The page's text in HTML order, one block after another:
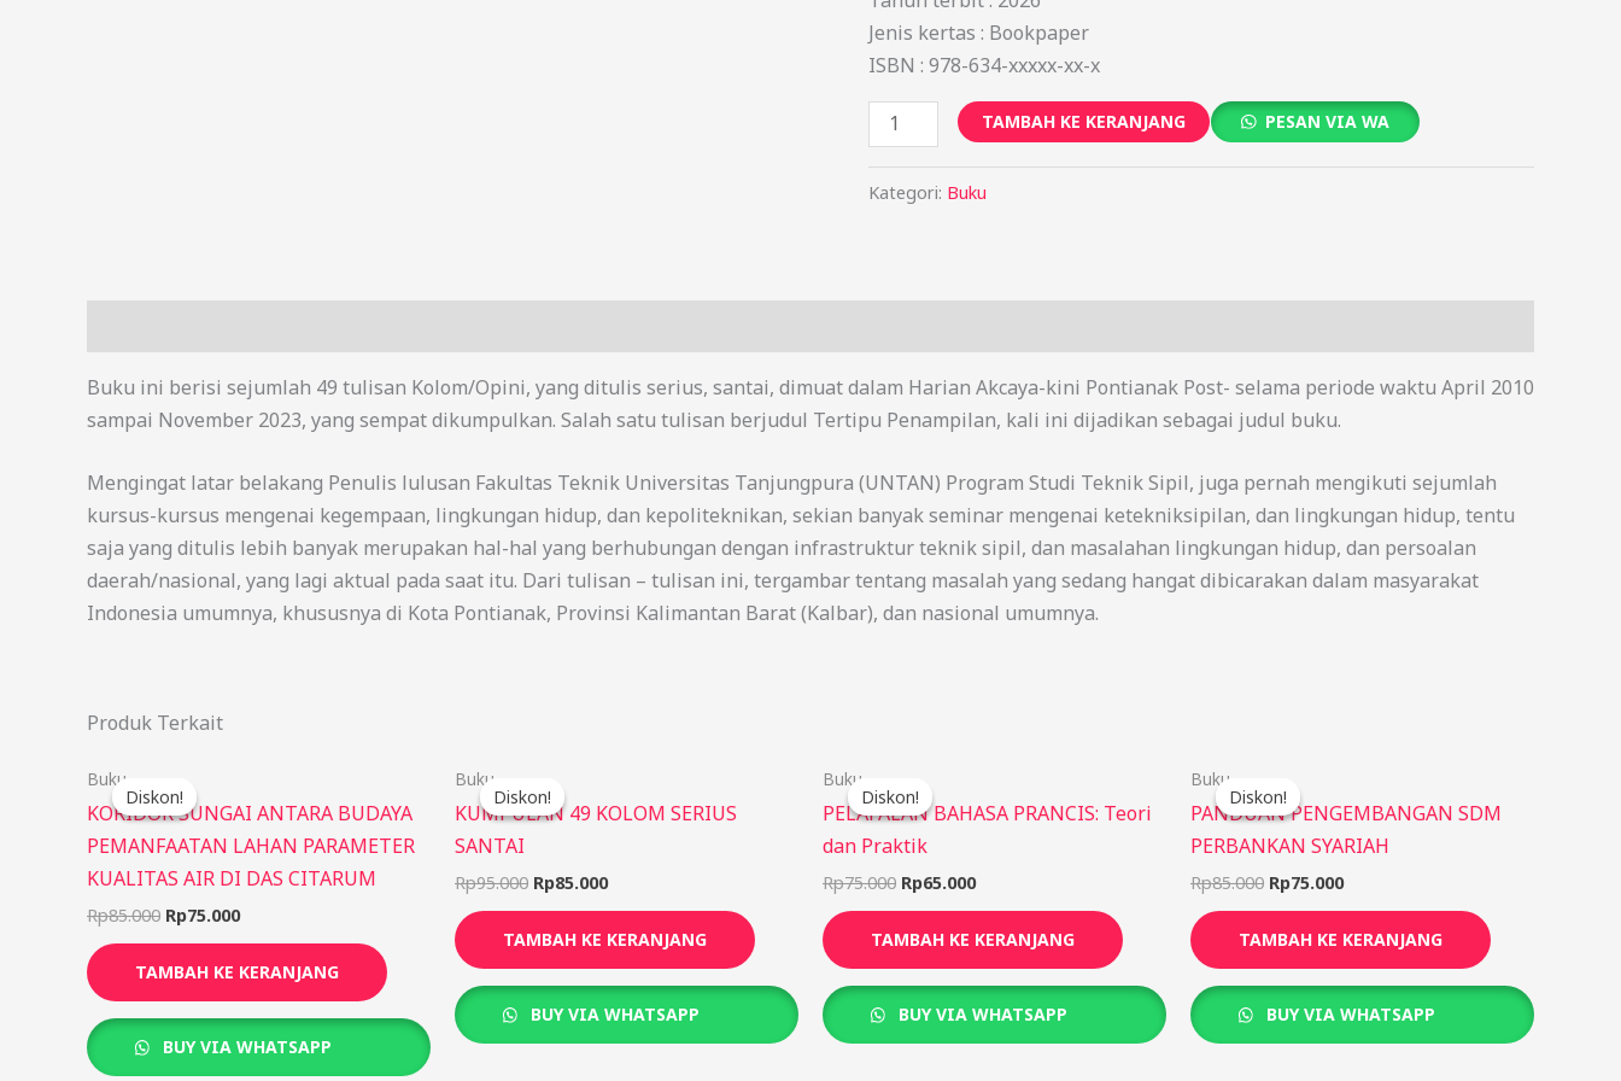
Jenis kertas : Bookpaper
ISBN : 978-634-xxxxx-xx-x
TAMBAH KE KERANJANG PESAN VIA WA
Kategori: Buku
Buku ini berisi sejumlah 49 tulisan Kolom/Opini, yang ditulis serius, santai, dimuat dalam Harian Akcaya-kini Pontianak Post- selama periode waktu April 2010
sampai November 2023, yang sempat dikumpulkan. Salah satu tulisan berjudul Tertipu Penampilan, kali ini dijadikan sebagai judul buku.
Mengingat latar belakang Penulis lulusan Fakultas Teknik Universitas Tanjungpura (UNTAN) Program Studi Teknik Sipil, juga pernah mengikuti sejumlah
kursus-kursus mengenai kegempaan, lingkungan hidup, dan kepoliteknikan, sekian banyak seminar mengenai ketekniksipilan, dan lingkungan hidup, tentu
saja yang ditulis lebih banyak merupakan hal-hal yang berhubungan dengan infrastruktur teknik sipil, dan masalahan lingkungan hidup, dan persoalan
daerah/nasional, yang lagi aktual pada saat itu. Dari tulisan – tulisan ini, tergambar tentang masalah yang sedang hangat dibicarakan dalam masyarakat
Indonesia umumnya, khususnya di Kota Pontianak, Provinsi Kalimantan Barat (Kalbar), dan nasional umumnya.
Produk Terkait
Diskon!
Diskon!
Buku
KORIDOR SUNGAI ANTARA BUDAYA
PEMANFAATAN LAHAN PARAMETER
KUALITAS AIR DI DAS CITARUM
Rp85.000
adalah:
Rp85.000.
Rp75.000
ini
adalah:
Rp75.000.
TAMBAH KE KERANJANG
BUY VIA WHATSAPP
Diskon!
Diskon!
Buku
KUMPULAN 49 KOLOM SERIUS
SANTAI
Rp95.000
adalah:
Rp95.000.
Rp85.000
ini
adalah:
TAMBAH KE KERANJANG
BUY VIA WHATSAPP
Diskon!
Diskon!
Buku
PELAFALAN BAHASA PRANCIS: Teori
dan Praktik
Rp75.000
adalah:
Rp75.000.
Rp65.000
ini
adalah:
TAMBAH KE KERANJANG
BUY VIA WHATSAPP
Diskon!
Diskon!
Buku
PANDUAN PENGEMBANGAN SDM
PERBANKAN SYARIAH
Rp85.000
adalah:
Rp85.000.
Rp75.000
ini
adalah:
Rp75.000.
TAMBAH KE KERANJANG
BUY VIA WHATSAPP